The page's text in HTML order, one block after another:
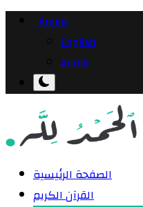
Arabic
English
Arabic
الصفحة الرئيسية
القرآن الكريم